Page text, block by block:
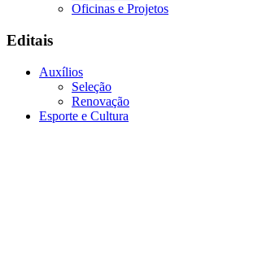
Oficinas e Projetos
Editais
Auxílios
Seleção
Renovação
Esporte e Cultura